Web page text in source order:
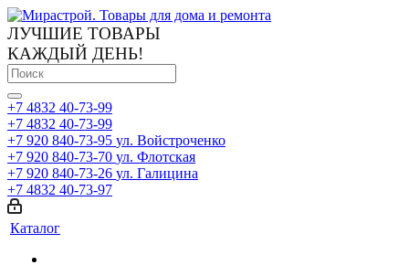
ЛУЧШИЕ ТОВАРЫ
КАЖДЫЙ ДЕНЬ!
+7 4832 40-73-99
+7 4832 40-73-99
+7 920 840-73-95 ул. Войстроченко
+7 920 840-73-70 ул. Флотская
+7 920 840-73-26 ул. Галицина
+7 4832 40-73-97
Каталог